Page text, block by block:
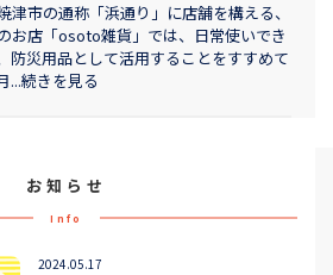
津市の通称「浜通り」に店舗を構える、
お店「osoto雑貨」では、日常使いでき
防災用品として活用することをすすめて
...続きを見る
お知らせ
Info
2024.05.17